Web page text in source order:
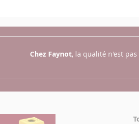
Chez Faynot, la qualité n'est